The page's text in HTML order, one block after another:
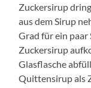
Zuckersirup
aus dem Sirup
Grad für ein paar
Zuckersirup
Glasflasche
Quittensirup als